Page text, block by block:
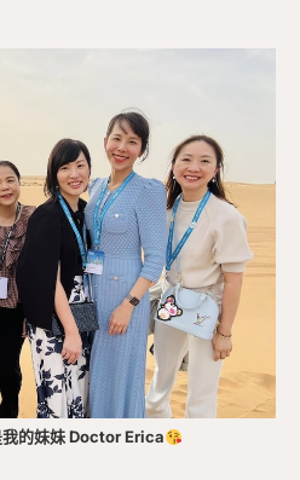
的妹妹 Doctor Erica